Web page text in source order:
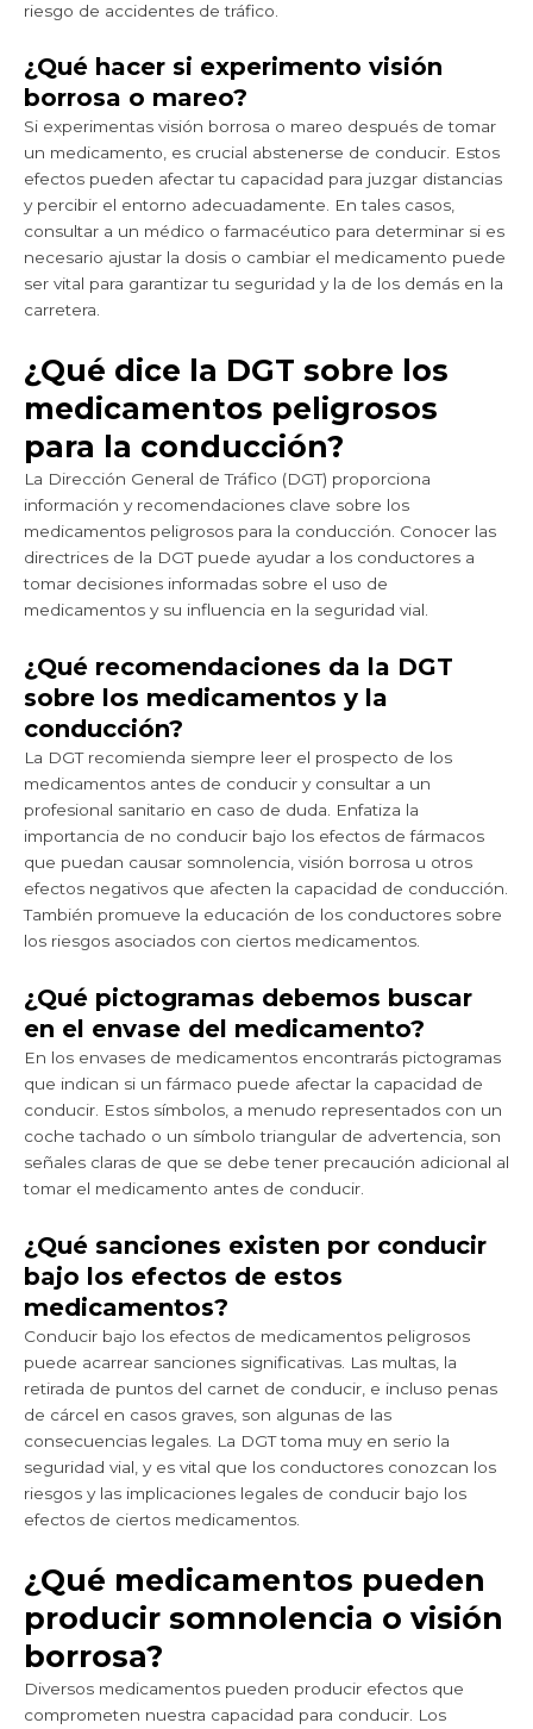
riesgo de accidentes de tráfico.
¿Qué hacer si experimento visión
borrosa o mareo?
Si experimentas visión borrosa o mareo después de tomar
un medicamento, es crucial abstenerse de conducir. Estos
efectos pueden afectar tu capacidad para juzgar distancias
y percibir el entorno adecuadamente. En tales casos,
consultar a un médico o farmacéutico para determinar si es
necesario ajustar la dosis o cambiar el medicamento puede
ser vital para garantizar tu seguridad y la de los demás en la
carretera.
¿Qué dice la DGT sobre los
medicamentos peligrosos
para la conducción?
La Dirección General de Tráfico (DGT) proporciona
información y recomendaciones clave sobre los
medicamentos peligrosos para la conducción. Conocer las
directrices de la DGT puede ayudar a los conductores a
tomar decisiones informadas sobre el uso de
medicamentos y su influencia en la seguridad vial.
¿Qué recomendaciones da la DGT
sobre los medicamentos y la
conducción?
La DGT recomienda siempre leer el prospecto de los
medicamentos antes de conducir y consultar a un
profesional sanitario en caso de duda. Enfatiza la
importancia de no conducir bajo los efectos de fármacos
que puedan causar somnolencia, visión borrosa u otros
efectos negativos que afecten la capacidad de conducción.
También promueve la educación de los conductores sobre
los riesgos asociados con ciertos medicamentos.
¿Qué pictogramas debemos buscar
en el envase del medicamento?
En los envases de medicamentos encontrarás pictogramas
que indican si un fármaco puede afectar la capacidad de
conducir. Estos símbolos, a menudo representados con un
coche tachado o un símbolo triangular de advertencia, son
señales claras de que se debe tener precaución adicional al
tomar el medicamento antes de conducir.
¿Qué sanciones existen por conducir
bajo los efectos de estos
medicamentos?
Conducir bajo los efectos de medicamentos peligrosos
puede acarrear sanciones significativas. Las multas, la
retirada de puntos del carnet de conducir, e incluso penas
de cárcel en casos graves, son algunas de las
consecuencias legales. La DGT toma muy en serio la
seguridad vial, y es vital que los conductores conozcan los
riesgos y las implicaciones legales de conducir bajo los
efectos de ciertos medicamentos.
¿Qué medicamentos pueden
producir somnolencia o visión
borrosa?
Diversos medicamentos pueden producir efectos que
comprometen nuestra capacidad para conducir. Los